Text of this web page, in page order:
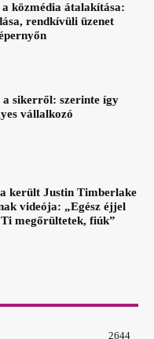
közmédia átalakítása:
rendkívüli üzenet
sikerről: szerinte így
vállalkozó
került Justin Timberlake
videója: „Egész éjjel
megőrültetek, fiúk”
2644